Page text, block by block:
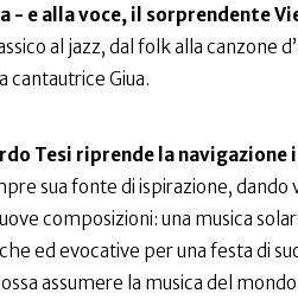
e alla voce, il sorprendente
al jazz, dal folk alla canzone
cantautrice Giua.
Tesi riprende la navigazione
sua fonte di ispirazione, dando
composizioni: una musica
ed evocative per una festa di
assumere la musica del